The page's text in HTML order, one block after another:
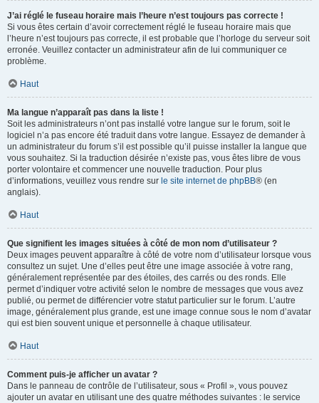
J’ai réglé le fuseau horaire mais l’heure n’est toujours pas correcte !
Si vous êtes certain d’avoir correctement réglé le fuseau horaire mais que
l’heure n’est toujours pas correcte, il est probable que l’horloge du serveur soit
erronée. Veuillez contacter un administrateur afin de lui communiquer ce
problème.
Haut
Ma langue n’apparaît pas dans la liste !
Soit les administrateurs n’ont pas installé votre langue sur le forum, soit le
logiciel n’a pas encore été traduit dans votre langue. Essayez de demander à
un administrateur du forum s’il est possible qu’il puisse installer la langue que
vous souhaitez. Si la traduction désirée n’existe pas, vous êtes libre de vous
porter volontaire et commencer une nouvelle traduction. Pour plus
d’informations, veuillez vous rendre sur le site internet de phpBB® (en
anglais).
Haut
Que signifient les images situées à côté de mon nom d’utilisateur ?
Deux images peuvent apparaître à côté de votre nom d’utilisateur lorsque vous
consultez un sujet. Une d’elles peut être une image associée à votre rang,
généralement représentée par des étoiles, des carrés ou des ronds. Elle
permet d’indiquer votre activité selon le nombre de messages que vous avez
publié, ou permet de différencier votre statut particulier sur le forum. L’autre
image, généralement plus grande, est une image connue sous le nom d’avatar
qui est bien souvent unique et personnelle à chaque utilisateur.
Haut
Comment puis-je afficher un avatar ?
Dans le panneau de contrôle de l’utilisateur, sous « Profil », vous pouvez
ajouter un avatar en utilisant une des quatre méthodes suivantes : le service